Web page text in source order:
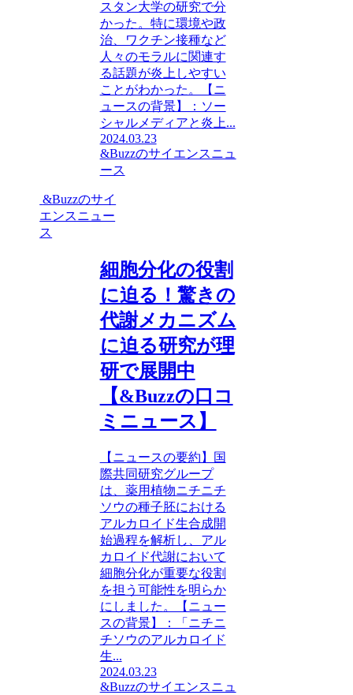
スタン大学の研究で分
かった。特に環境や政
治、ワクチン接種など
人々のモラルに関連す
る話題が炎上しやすい
ことがわかった。【ニ
ュースの背景】：ソー
シャルメディアと炎上...
2024.03.23
&Buzzのサイエンスニュ
ース
&Buzzのサイ
エンスニュー
ス
細胞分化の役割
に迫る！驚きの
代謝メカニズム
に迫る研究が理
研で展開中
【&Buzzの口コ
ミニュース】
【ニュースの要約】国
際共同研究グループ
は、薬用植物ニチニチ
ソウの種子胚における
アルカロイド生合成開
始過程を解析し、アル
カロイド代謝において
細胞分化が重要な役割
を担う可能性を明らか
にしました。【ニュー
スの背景】：「ニチニ
チソウのアルカロイド
生...
2024.03.23
&Buzzのサイエンスニュ